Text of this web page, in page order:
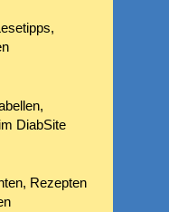
DiabSite
Rezepten